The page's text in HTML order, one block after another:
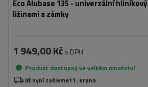
Eco Alubase 135 - univerzální
ližinami a zámky
1 949,00 Kč s DPH
Produkt dostupný ve velkém množství
Již nyní zašleme11. srpna